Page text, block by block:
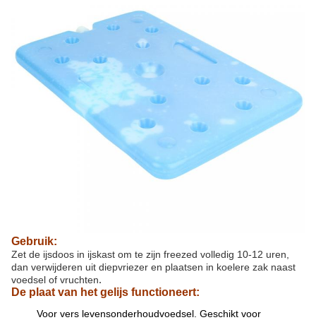
Gebruik:
Zet de ijsdoos in ijskast om te zijn freezed volledig 10-12 uren,
dan verwijderen uit diepvriezer en plaatsen in koelere zak naast
voedsel of vruchten.
De plaat van het gelijs functioneert:
Voor vers levensonderhoudvoedsel. Geschikt voor